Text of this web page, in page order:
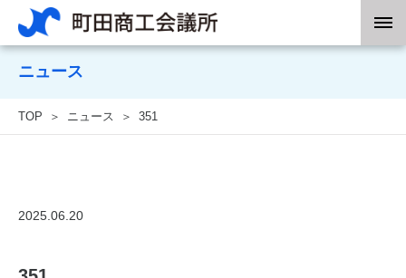
ニュース
TOP ニュース 351
2025.06.20